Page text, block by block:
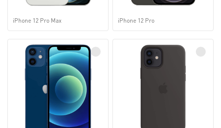
iPhone 12 Pro Max iPhone 12 Pro